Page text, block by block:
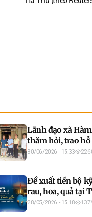
Lãnh đạo xã
thăm hỏi, trao
các hộ gia đình bị
30/06/2026 - 15:33
Đề xuất tiến bộ
rau, hoa, quả tại
Quang
28/05/2026 - 15:18